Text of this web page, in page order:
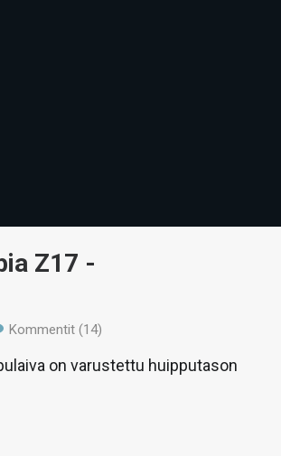
Z17 -
Kommentit (14)
on varustettu huipputason